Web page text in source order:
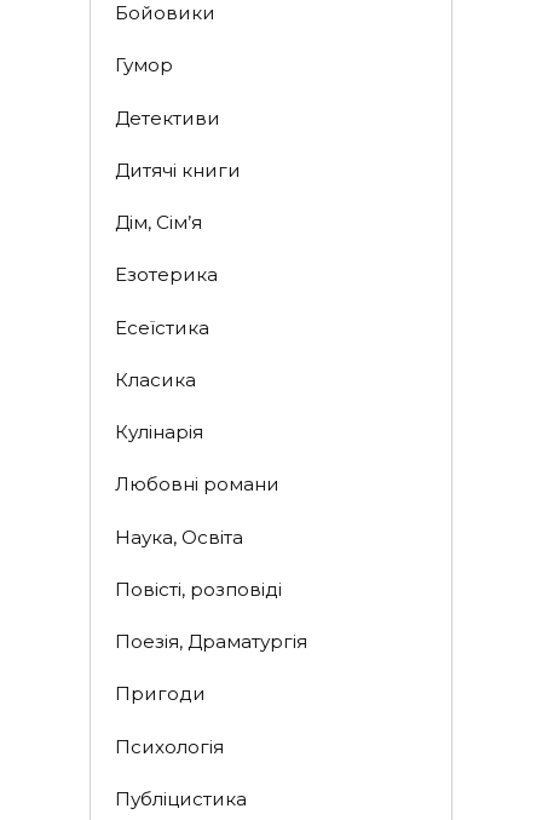
Бойовики
Гумор
Детективи
Дитячі книги
Дім, Сім’я
Езотерика
Есеїстика
Класика
Кулінарія
Любовні романи
Наука, Освіта
Повісті, розповіді
Поезія, Драматургія
Пригоди
Психологія
Публіцистика